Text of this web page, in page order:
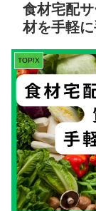
食材宅配
材を手軽
TOPIX